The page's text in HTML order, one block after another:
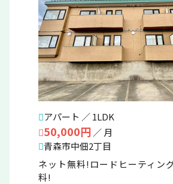
アパート ／ 1LDK
50,000円 ／ 月
青森市中佃2丁目
ネット無料!ロードヒーティン
料!